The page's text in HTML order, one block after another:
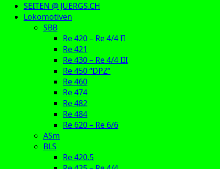
SEITEN @ JUERGS.CH
Lokomotiven
SBB
Re 420 – Re 4/4 II
Re 421
Re 430 – Re 4/4 III
Re 450 “DPZ”
Re 460
Re 474
Re 482
Re 484
Re 620 – Re 6/6
ASm
BLS
Re 420.5